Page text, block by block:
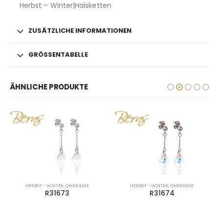
Herbst – Winter|Halsketten
ZUSÄTZLICHE INFORMATIONEN
GRÖSSENTABELLE
ÄHNLICHE PRODUKTE
HERBST - WINTER,OHRRINGE
R31673
HERBST - WINTER,OHRRINGE
R31674